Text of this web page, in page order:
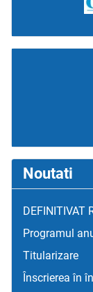
Noutati
DEFINITIVAT
Programul
Titularizare
Înscrierea în